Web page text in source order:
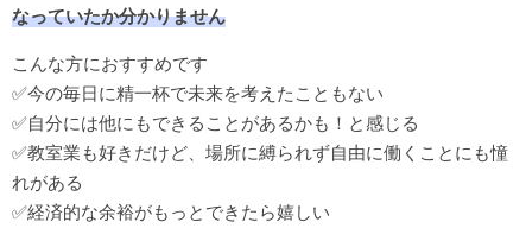
なっていたか分かりません
こんな方におすすめです
✅今の毎日に精一杯で未来を考えたこともない
✅自分には他にもできることがあるかも！と感じる
✅教室業も好きだけど、場所に縛られず自由に働くことにも憧
れがある
✅経済的な余裕がもっとできたら嬉しい